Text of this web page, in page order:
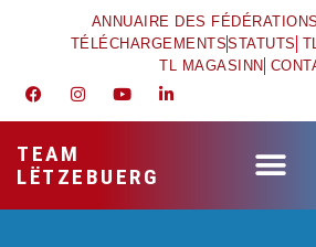
ANNUAIRE DES FÉDÉRATIONS
TÉLÉCHARGEMENTSSTATUTS
TL MAGASINN
TEAM
LËTZEBUERG